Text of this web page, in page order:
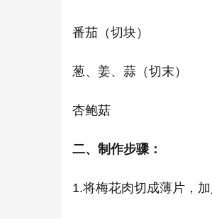
番茄（切块）
葱、姜、蒜（切末）
杏鲍菇
二、制作步骤：
1.将梅花肉切成薄片，